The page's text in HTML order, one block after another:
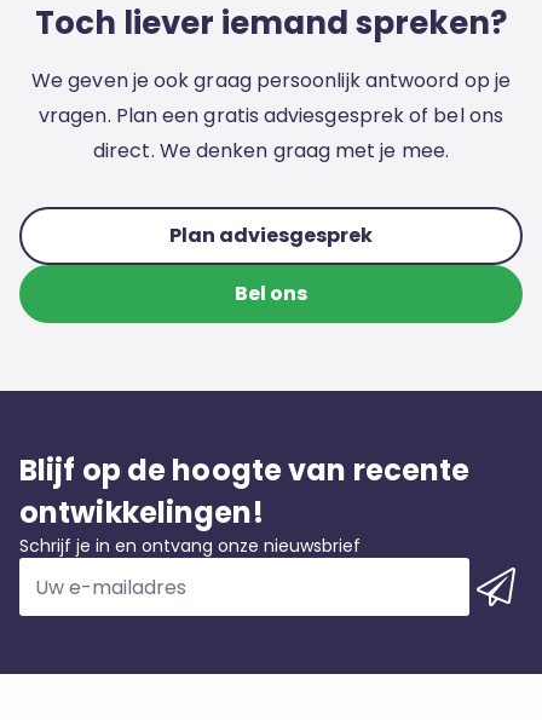
Toch liever iemand spreken?
We geven je ook graag persoonlijk antwoord op je
vragen. Plan een gratis adviesgesprek of bel ons
direct. We denken graag met je mee.
Plan adviesgesprek
Bel ons
Blijf op de hoogte van recente
ontwikkelingen!
Schrijf je in en ontvang onze nieuwsbrief